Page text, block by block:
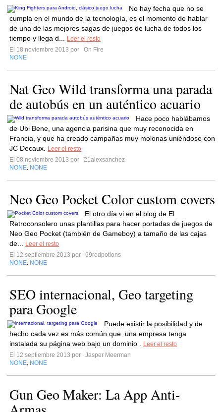
No hay fecha que no se
cumpla en el mundo de la tecnología, es el momento de hablar
de una de las mejores sagas de juegos de lucha de todos los
tiempo y llega d...
Leer el resto
El 18 noviembre 2013 por
On Fire
NONE
Nat Geo Wild transforma una parada
de autobús en un auténtico acuario
Hace poco hablábamos
de Ubi Bene, una agencia parisina que muy reconocida en
Francia, y que ha creado campañas muy molonas uniéndose con
JC Decaux.
Leer el resto
El 08 noviembre 2013 por
21alexsanchez
NONE NONE
Neo Geo Pocket Color custom covers
El otro día vi en el blog de El
Retroconsolero unas plantillas para hacer portadas de juegos de
Neo Geo Pocket (también de Gameboy) a tamaño de las cajas
de...
Leer el resto
El 12 septiembre 2013 por
99redpotions
NONE NONE
SEO internacional, Geo targeting
para Google
Puede existir la posibilidad y de
hecho cada vez es más común que una empresa tenga
instalada su página web bajo un dominio .
Leer el resto
El 12 septiembre 2013 por
Jasper Meerman
NONE NONE
Gun Geo Maker: La App Anti-